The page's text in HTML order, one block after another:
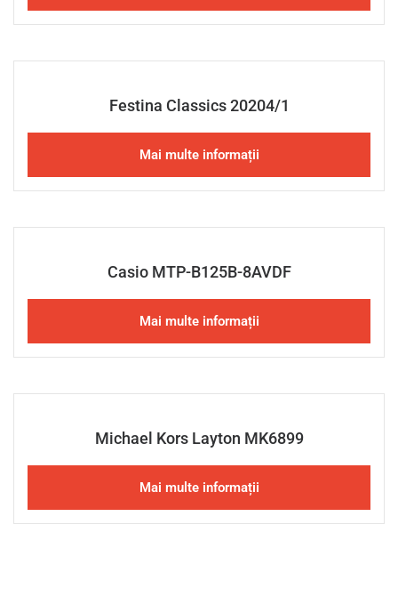
Festina Classics 20204/1
Mai multe informații
Casio MTP-B125B-8AVDF
Mai multe informații
Michael Kors Layton MK6899
Mai multe informații